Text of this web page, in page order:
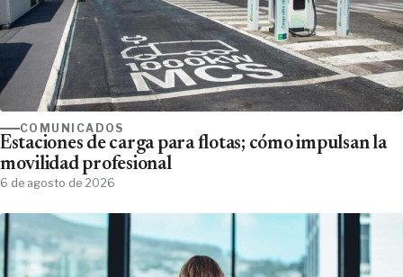
COMUNICADOS
Estaciones de carga para flotas; cómo impulsan la
movilidad profesional
6 de agosto de 2026